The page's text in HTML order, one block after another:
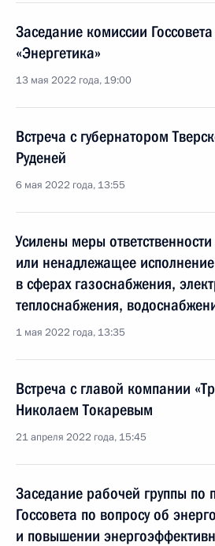
Заседание комиссии
«Энергетика»
13 мая 2022 года, 19:00
Встреча с губернатором
Руденей
6 мая 2022 года, 13:55
Усилены меры
или ненадлежащее исполнение
в сферах газоснабжения,
теплоснабжения,
1 мая 2022 года, 13:35
Встреча с главой компании
Николаем Токаревым
21 апреля 2022 года, 15:45
Заседание рабочей группы по
Госсовета по вопросу об
и повышении